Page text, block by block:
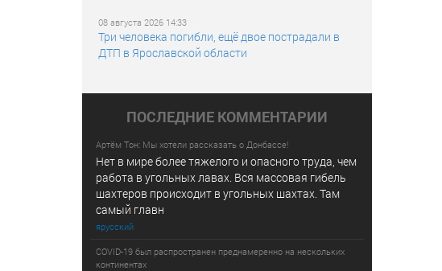
08 августа 2026 14:33
Три человека погибли, ещё двое пострадали в
ДТП в Ярославской области
ПОСЛЕДНИE КОММЕНТАРИИ
Артём Тон: Мы хотели рассказать о Донбассе!
Нет в мире более тяжелого и опасного труда, чем
работа в угольных лавах. Вся массовая гибель
шахтеров происходит в угольных шахтах. Там
самый главн
ярусский
COVID-19 был распространен преднамеренно на нескольких
континентах